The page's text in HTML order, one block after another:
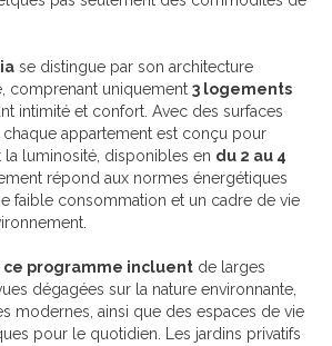
se distingue par son architecture
comprenant uniquement 3 logements
intimité et confort. Avec des surfaces
chaque appartement est conçu pour
luminosité, disponibles en du 2 au 4
répond aux normes énergétiques
faible consommation et un cadre de vie
ce programme incluent de larges
dégagées sur la nature environnante,
modernes, ainsi que des espaces de vie
pour le quotidien. Les jardins privatifs